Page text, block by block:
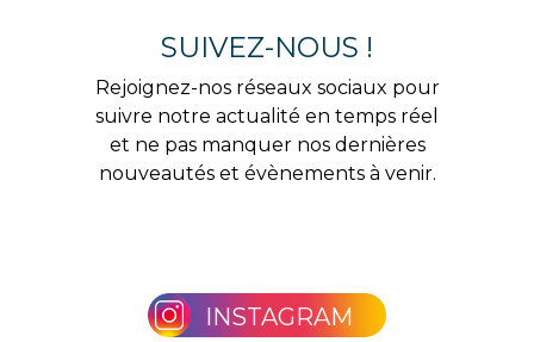
SUIVEZ-NOUS !
Rejoignez-nos réseaux sociaux pour
suivre notre actualité en temps réel
et ne pas manquer nos dernières
nouveautés et évènements à venir.
INSTAGRAM